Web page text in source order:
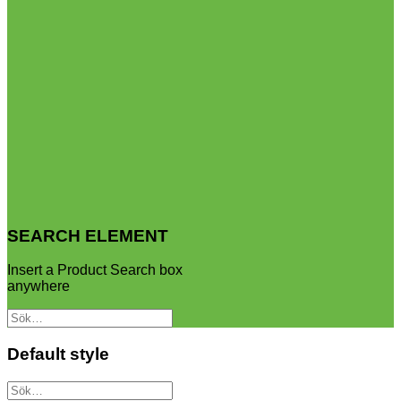
SEARCH ELEMENT
Insert a Product Search box
anywhere
Sök
efter:
Default style
Sök